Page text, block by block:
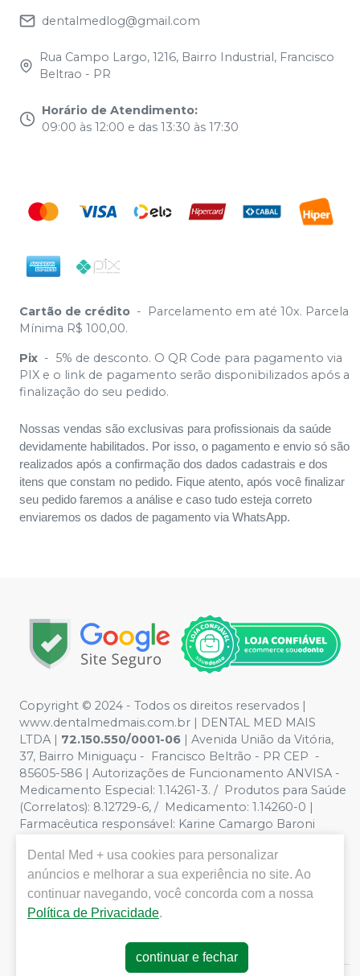
dentalmedlog@gmail.com
Rua Campo Largo, 1216, Bairro Industrial, Francisco
Beltrao - PR
Horário de Atendimento:
09:00 às 12:00 e das 13:30 às 17:30
Cartão de crédito -
Parcelamento em até 10x. Parcela
Mínima R$ 100,00.
Pix - 5% de desconto. O QR Code para pagamento via
PIX e o link de pagamento serão disponibilizados após a
finalização do seu pedido.
Nossas vendas são exclusivas para profissionais da saúde
devidamente habilitados. Por isso, o pagamento e envio só são
realizados após a confirmação dos dados cadastrais e dos
itens que constam no pedido. Fique atento, após você finalizar
seu pedido faremos a análise e caso tudo esteja correto
enviaremos os dados de pagamento via WhatsApp.
Copyright © 2024 - Todos os direitos reservados |
www.dentalmedmais.com.br | DENTAL MED MAIS
LTDA | 72.150.550/0001-06 | Avenida União da Vitória,
37, Bairro Miniguaçu - Francisco Beltrão - PR CEP -
85605-586 | Autorizações de Funcionamento ANVISA -
Medicamento Especial: 1.14261-3. / Produtos para Saúde
(Correlatos): 8.12729-6, / Medicamento: 1.14260-0 |
Farmacêutica responsável: Karine Camargo Baroni
Fotos meramente ilustrativas - Os preços e condições
da loja virtual estão sujeitos a alterações. Em caso de
divergência de preços no site, o valor válido é o do
Carrinho de Compra. Não vendemos por atacado, por
de grandes volumes pelo site.
Dental Med + usa cookies para personalizar
anúncios e melhorar a sua experiência no site. Ao
continuar navegando, você concorda com a nossa
Política de Privacidade.
continuar e fechar